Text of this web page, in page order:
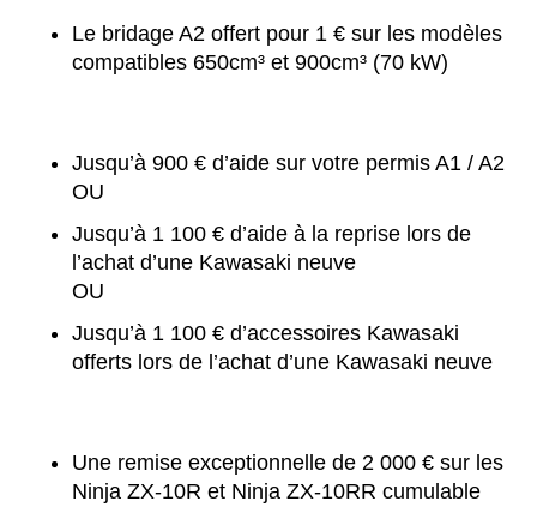
Le bridage A2 offert pour 1 € sur les modèles
compatibles 650cm³ et 900cm³ (70 kW)
Jusqu’à 900 € d’aide sur votre permis A1 / A2
OU
Jusqu’à 1 100 € d’aide à la reprise lors de
l’achat d’une Kawasaki neuve
OU
Jusqu’à 1 100 € d’accessoires Kawasaki
offerts lors de l’achat d’une Kawasaki neuve
Une remise exceptionnelle de 2 000 € sur les
Ninja ZX-10R et Ninja ZX-10RR cumulable